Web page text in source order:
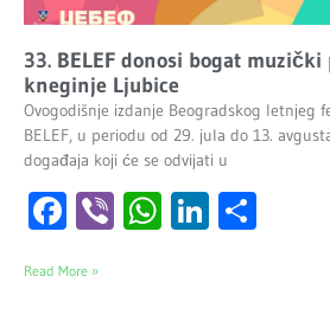
33. BELEF donosi bogat
kneginje Ljubice
Ovogodišnje izdanje Beogradskog letnjeg
BELEF, u periodu od 29. jula do 13.
događaja koji će se odvijati u
Facebook
ViberWhatsApp
LinkedIn
Read More »